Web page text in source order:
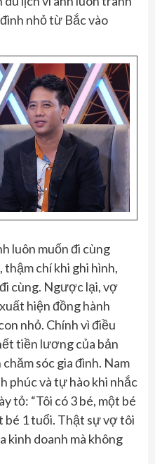
nhỏ từ Bắc vào
luôn muốn đi cùng
chí khi ghi hình,
cùng. Ngược lại, vợ
hiện đồng hành
nhỏ. Chính vì điều
tiền lương của bản
sóc gia đình. Nam
phúc và tự hào khi nhắc
tỏ: “Tôi có 3 bé, một bé
bé 1 tuổi. Thật sự vợ tôi
kinh doanh mà không